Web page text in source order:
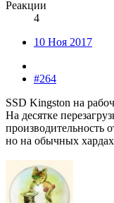
Реакции
4
10 Ноя 2017
#264
SSD Kingston на
На десятке
производительность
но на обычных